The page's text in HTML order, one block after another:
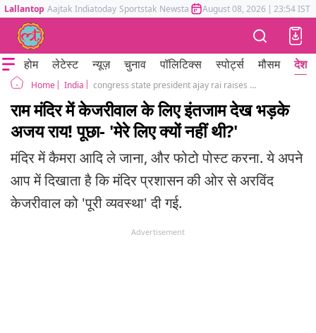
Lallantop Aajtak Indiatoday Sportstak Newstak Mumbai Tak Astrotak
August 08, 2026 | 23:54 IST
होम लेटेस्ट न्यूज़ चुनाव पॉलिटिक्स स्पोर्ट्स मौसम देश
Home India congress state president ajay rai raises questions over arvind kejriwal given vip treatment at ram mandir
राम मंदिर में केजरीवाल के लिए इंतजाम देख भड़के
अजय राय! पूछा- 'मेरे लिए क्यों नहीं थी?'
मंदिर में कैमरा आदि ले जाना, और फोटो पोस्ट करना. ये अपने
आप में दिखाता है कि मंदिर प्रशासन की ओर से अरविंद
केजरीवाल को 'पूरी व्यवस्था' दी गई.
Advertisement